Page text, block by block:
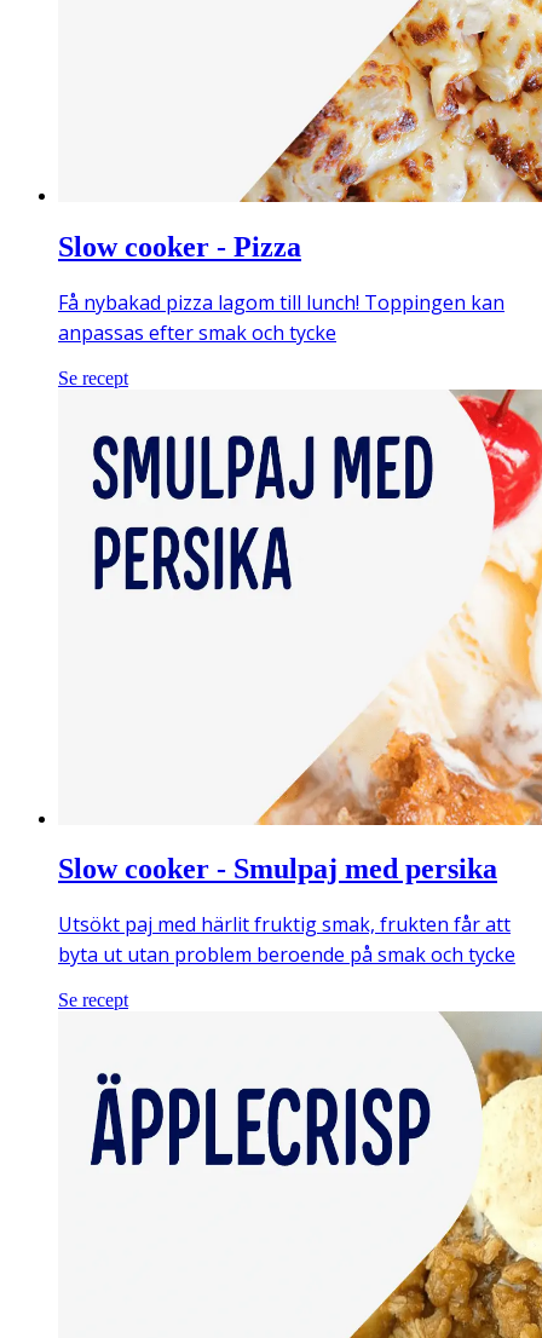
Slow cooker - Pizza
Få nybakad pizza lagom till lunch! Toppingen kan
anpassas efter smak och tycke
Se recept
Slow cooker - Smulpaj med persika
Utsökt paj med härlit fruktig smak, frukten får att
byta ut utan problem beroende på smak och tycke
Se recept